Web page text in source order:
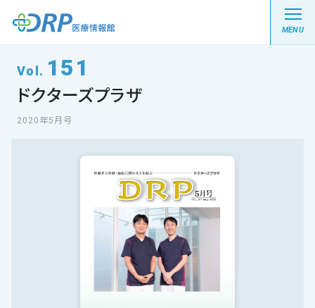
MENU
最新の注目記事
栄養健康レシピ
医療系学生記事
Vol. 151
ドクターズプラザ
2020年5月号